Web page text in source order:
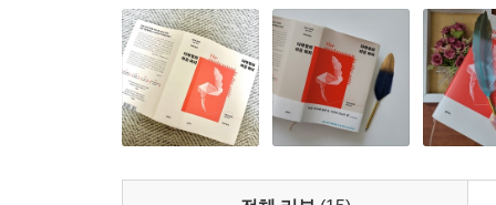
대한 억압자, 요람에 있는 강력한 상상력조차 목
영시의 모토는 키츠의 진술, ‘그에게는 생명인 것
해 말할 때 이 글귀를 그대로 반영했다는 사실은
이 나의 삶을 전적으로 끝내버렸을 것이다. 어떻
남성의 상상력에서 밀턴이 차지하는 의미가 무엇
이 책이 열어낸 ‘페미니즘 비평’은 묻혀 있었던
기원에 위치하고 있는 만큼, 저자들은 이론적으로
따로따로 읽혔던 문학들을 하나의 지도 속에서 재
물론 보통의 독자들에게 전달할 수 있었으며 모
페미니즘 원래의 정치성으로서, 페미니즘 비평이